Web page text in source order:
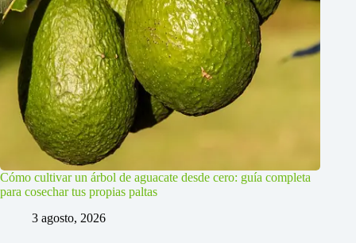
Cómo cultivar un árbol de aguacate desde cero: guía completa
para cosechar tus propias paltas
3 agosto, 2026